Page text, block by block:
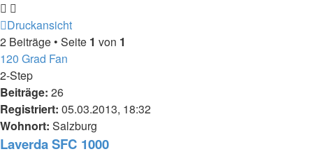
Druckansicht
2 Beiträge • Seite 1 von 1
120 Grad Fan
2-Step
Beiträge: 26
Registriert: 05.03.2013, 18:32
Wohnort: Salzburg
Laverda SFC 1000